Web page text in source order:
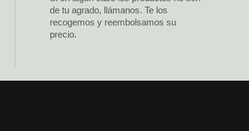
de tu agrado, llámanos. Te los
recogemos y reembolsamos su
precio.